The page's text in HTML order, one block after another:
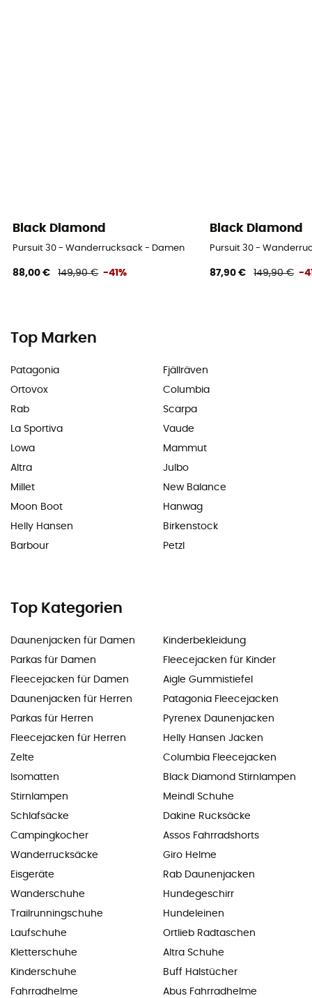
Black Diamond
Pursuit 30 - Wanderrucksack - Damen
88,00 € 149,90 € -41%
Black Diamond
Pursuit 30 -
87,90 € 149,90 € -
Top Marken
Patagonia
Ortovox
Rab
La Sportiva
Lowa
Altra
Millet
Moon Boot
Helly Hansen
Barbour
Fjällräven
Columbia
Scarpa
Vaude
Mammut
Julbo
New Balance
Hanwag
Birkenstock
Petzl
Top Kategorien
Daunenjacken für Damen
Parkas für Damen
Fleecejacken für Damen
Daunenjacken für Herren
Parkas für Herren
Fleecejacken für Herren
Zelte
Isomatten
Stirnlampen
Schlafsäcke
Campingkocher
Wanderrucksäcke
Eisgeräte
Wanderschuhe
Trailrunningschuhe
Laufschuhe
Kletterschuhe
Kinderschuhe
Fahrradhelme
Kinderbekleidung
Fleecejacken für Kinder
Aigle Gummistiefel
Patagonia Fleecejacken
Pyrenex Daunenjacken
Helly Hansen Jacken
Columbia Fleecejacken
Black Diamond Stirnlampen
Meindl Schuhe
Dakine Rucksäcke
Assos Fahrradshorts
Giro Helme
Rab Daunenjacken
Hundegeschirr
Hundeleinen
Ortlieb Radtaschen
Altra Schuhe
Buff Halstücher
Abus Fahrradhelme